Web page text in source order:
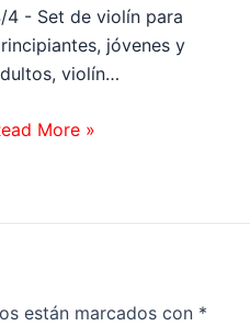
4 - Set de violín para
jóvenes y
violín…
More »
están marcados con *